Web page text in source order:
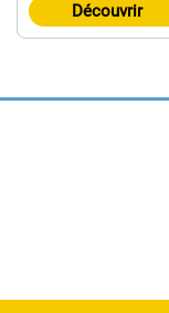
Découvrir